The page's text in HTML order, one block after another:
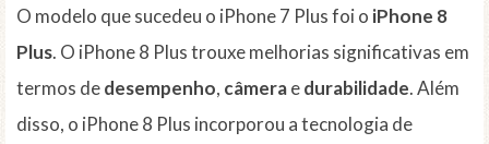
O modelo que sucedeu o iPhone 7 Plus foi o iPhone 8
Plus. O iPhone 8 Plus trouxe melhorias significativas em
termos dedesempenho, câmeraedurabilidade. Além
disso, o iPhone 8 Plus incorporou a tecnologia de